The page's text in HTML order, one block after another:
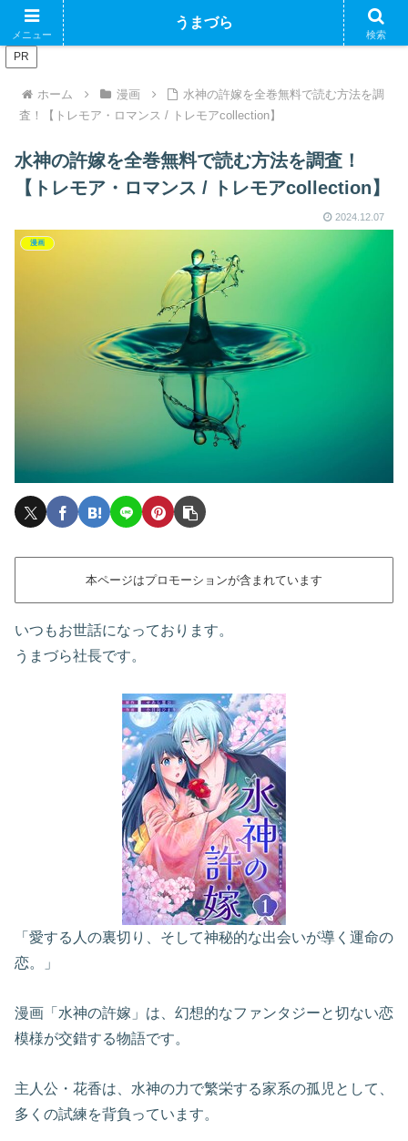
ブログで収益化できるかやってみるブログ
PR
ホーム 漫画
水神の許嫁を全巻無料で読む方法を調
査！【トレモア・ロマンス / トレモアcollection】
水神の許嫁を全巻無料で読む方法を調査！
【トレモア・ロマンス / トレモアcollection】
2024.12.07
漫画
本ページはプロモーションが含まれています
いつもお世話になっております。
うまづら社長です。
「愛する人の裏切り、そして神秘的な出会いが導く運命の
恋。」
漫画「水神の許嫁」は、幻想的なファンタジーと切ない恋
模様が交錯する物語です。
主人公・花香は、水神の力で繁栄する家系の孤児として、
多くの試練を背負っています。
メニュー
うまづら
検索